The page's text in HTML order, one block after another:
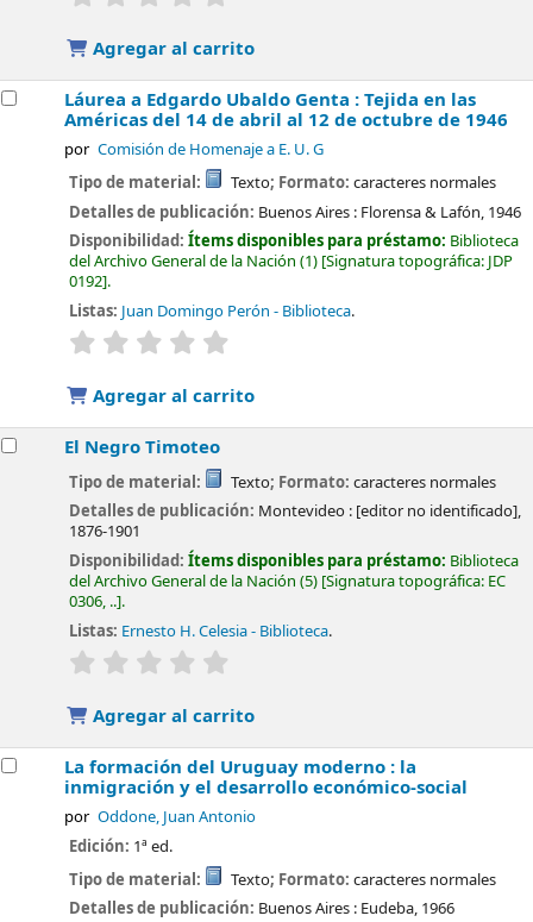
Agregar al carrito
Láurea a Edgardo Ubaldo Genta : Tejida en las
Américas del 14 de abril al 12 de octubre de 1946
por Comisión de Homenaje a E. U. G
Tipo de material: Texto; Formato: caracteres normales
Detalles de publicación: Buenos Aires : Florensa & Lafón, 1946
Disponibilidad:Ítems disponibles para préstamo: Biblioteca
del Archivo General de la Nación (1) Signatura topográfica: JDP
0192 .
Listas: Juan Domingo Perón - Biblioteca.
valoración
Agregar al carrito
El Negro Timoteo
Tipo de material: Texto; Formato: caracteres normales
Detalles de publicación: Montevideo : [editor no identificado],
1876-1901
Disponibilidad:Ítems disponibles para préstamo: Biblioteca
del Archivo General de la Nación (5) Signatura topográfica: EC
0306, .. .
Listas: Ernesto H. Celesia - Biblioteca.
valoración
Agregar al carrito
La formación del Uruguay moderno : la
inmigración y el desarrollo económico-social
por Oddone, Juan Antonio
Edición: 1ª ed.
Tipo de material:
Texto; Formato: caracteres normales
Detalles de publicación: Buenos Aires : Eudeba, 1966